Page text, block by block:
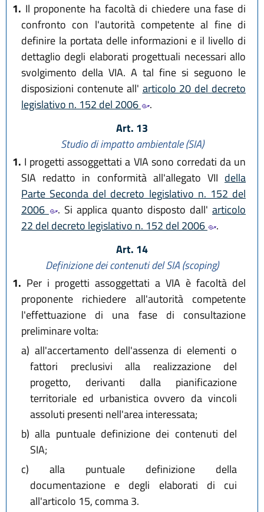
1. Il proponente ha facoltà di chiedere una fase di
confronto con l'autorità competente al fine di
definire la portata delle informazioni e il livello di
dettaglio degli elaborati progettuali necessari allo
svolgimento della VIA. A tal fine si seguono le
disposizioni contenute all' articolo 20 del decreto
legislativo n. 152 del 2006
.
Art. 13
Studio di impatto ambientale (SIA)
1. I progetti assoggettati a VIA sono corredati da un
SIA redatto in conformità all'allegato VII della
Parte Seconda del decreto legislativo n. 152 del
2006
. Si applica quanto disposto dall' articolo
22 del decreto legislativo n. 152 del 2006
.
Art. 14
Definizione dei contenuti del SIA (scoping)
1. Per i progetti assoggettati a VIA è facoltà del
proponente richiedere all'autorità competente
l'effettuazione di una fase di consultazione
preliminare volta:
a) all'accertamento dell'assenza di elementi o
fattori preclusivi alla realizzazione del
progetto, derivanti dalla pianificazione
territoriale ed urbanistica ovvero da vincoli
assoluti presenti nell'area interessata;
b) alla puntuale definizione dei contenuti del
SIA;
c) alla puntuale definizione della
documentazione e degli elaborati di cui
all'articolo 15, comma 3.